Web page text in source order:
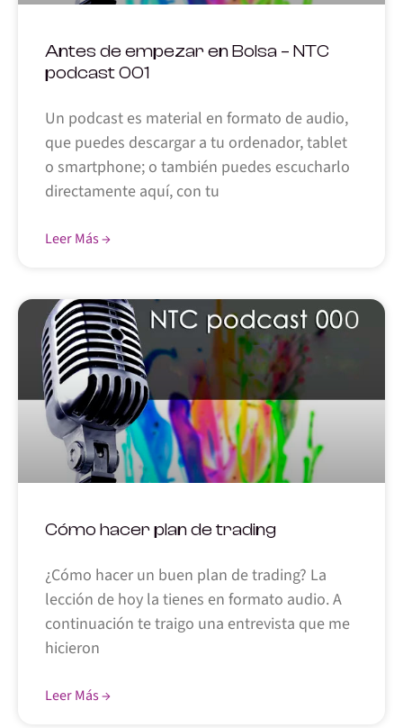
Antes de empezar en Bolsa – NTC
podcast 001
Un podcast es material en formato de audio,
que puedes descargar a tu ordenador, tablet
o smartphone; o también puedes escucharlo
directamente aquí, con tu
Leer Más →
Cómo hacer plan de trading
¿Cómo hacer un buen plan de trading? La
lección de hoy la tienes en formato audio. A
continuación te traigo una entrevista que me
hicieron
Leer Más →